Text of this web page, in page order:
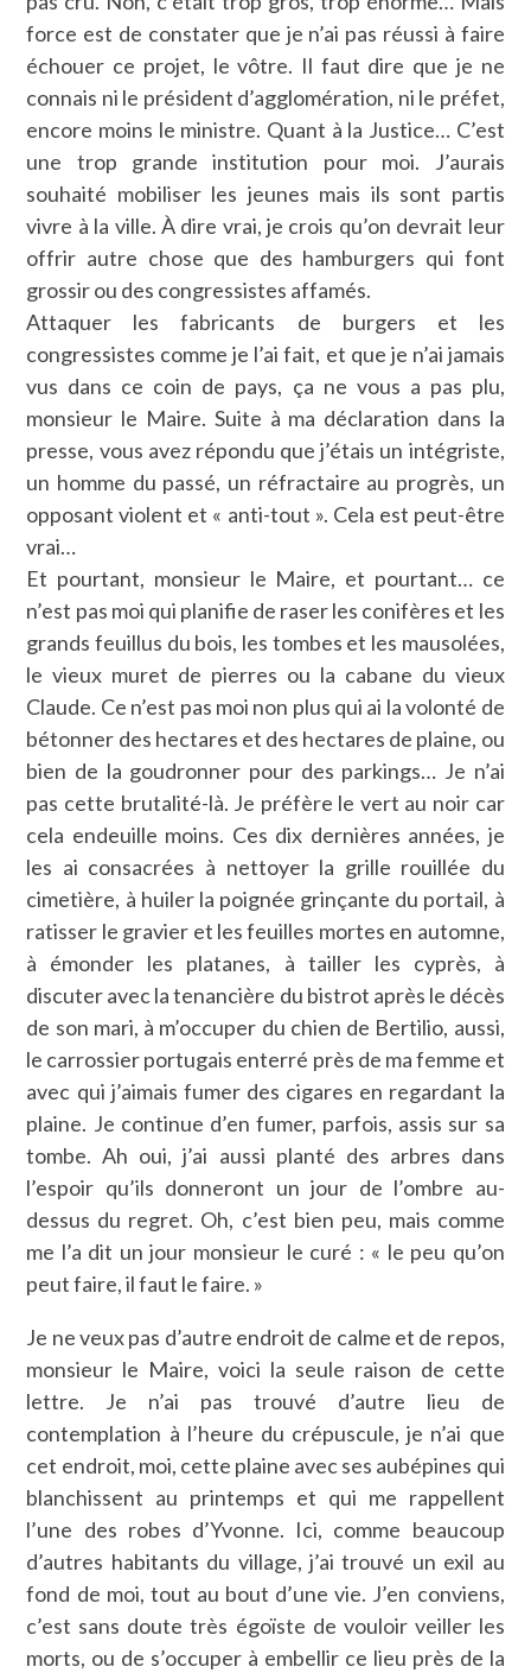
force est de constater que je n’ai pas réussi à faire
échouer ce projet, le vôtre. Il faut dire que je ne
connais ni le président d’agglomération, ni le préfet,
encore moins le ministre. Quant à la Justice… C’est
une trop grande institution pour moi. J’aurais
souhaité mobiliser les jeunes mais ils sont partis
vivre à la ville. À dire vrai, je crois qu’on devrait leur
offrir autre chose que des hamburgers qui font
grossir ou des congressistes affamés.
Attaquer les fabricants de burgers et les
congressistes comme je l’ai fait, et que je n’ai jamais
vus dans ce coin de pays, ça ne vous a pas plu,
monsieur le Maire. Suite à ma déclaration dans la
presse, vous avez répondu que j’étais un intégriste,
un homme du passé, un réfractaire au progrès, un
opposant violent et « anti-tout ». Cela est peut-être
vrai…
Et pourtant, monsieur le Maire, et pourtant… ce
n’est pas moi qui planifie de raser les conifères et les
grands feuillus du bois, les tombes et les mausolées,
le vieux muret de pierres ou la cabane du vieux
Claude. Ce n’est pas moi non plus qui ai la volonté de
bétonner des hectares et des hectares de plaine, ou
bien de la goudronner pour des parkings… Je n’ai
pas cette brutalité-là. Je préfère le vert au noir car
cela endeuille moins. Ces dix dernières années, je
les ai consacrées à nettoyer la grille rouillée du
cimetière, à huiler la poignée grinçante du portail, à
ratisser le gravier et les feuilles mortes en automne,
à émonder les platanes, à tailler les cyprès, à
discuter avec la tenancière du bistrot après le décès
de son mari, à m’occuper du chien de Bertilio, aussi,
le carrossier portugais enterré près de ma femme et
avec qui j’aimais fumer des cigares en regardant la
plaine. Je continue d’en fumer, parfois, assis sur sa
tombe. Ah oui, j’ai aussi planté des arbres dans
l’espoir qu’ils donneront un jour de l’ombre au-
dessus du regret. Oh, c’est bien peu, mais comme
me l’a dit un jour monsieur le curé : « le peu qu’on
peut faire, il faut le faire. »
Je ne veux pas d’autre endroit de calme et de repos,
monsieur le Maire, voici la seule raison de cette
lettre. Je n’ai pas trouvé d’autre lieu de
contemplation à l’heure du crépuscule, je n’ai que
cet endroit, moi, cette plaine avec ses aubépines qui
blanchissent au printemps et qui me rappellent
l’une des robes d’Yvonne. Ici, comme beaucoup
d’autres habitants du village, j’ai trouvé un exil au
fond de moi, tout au bout d’une vie. J’en conviens,
c’est sans doute très égoïste de vouloir veiller les
morts, ou de s’occuper à embellir ce lieu près de la